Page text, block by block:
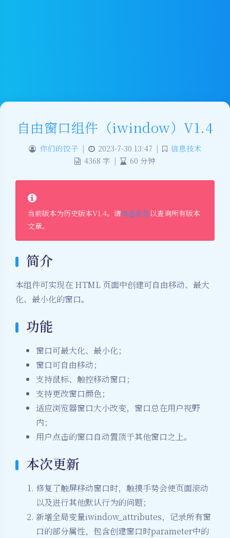
自由窗口组件（iwindow）V1.4
你们的饺子 | 2023-7-30 13:47 |
信息技术
4368 字 | 60 分钟
当前版本为历史版本V1.4。请点击此处以查询所有版本
文章。
简介
本组件可实现在 HTML 页面中创建可自由移动、最大
化、最小化的窗口。
功能
窗口可最大化、最小化；
窗口可自由移动；
支持鼠标、触控移动窗口；
支持更改窗口颜色；
适应浏览器窗口大小改变，窗口总在用户视野
内；
用户点击的窗口自动置顶于其他窗口之上。
本次更新
修复了触屏移动窗口时，触摸手势会使页面滚动
以及进行其他默认行为的问题；
新增全局变量iwindow_attributes，记录所有窗
口的部分属性，包含创建窗口时parameter中的